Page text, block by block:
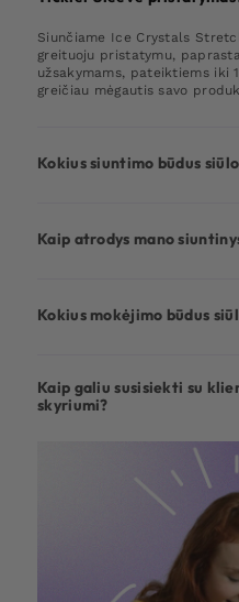
Siunčiame Ice Crystals
greituoju pristatymu,
užsakymams, pateiktiems iki
greičiau mėgautis savo
Kokius siuntimo būdus
Kaip atrodys mano
Kokius mokėjimo būdus
Kaip galiu susisiekti su
skyriumi?